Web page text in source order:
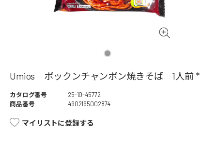
Umios ポックンチャンポン焼きそば 1人前 *
カタログ番号
25-10-45772
商品番号
4902165002874
マイリストに登録する